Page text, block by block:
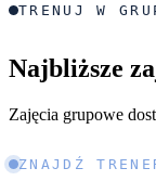
TRENUJ W
Najbliższe
Zajęcia grupowe
ZNAJDŹ